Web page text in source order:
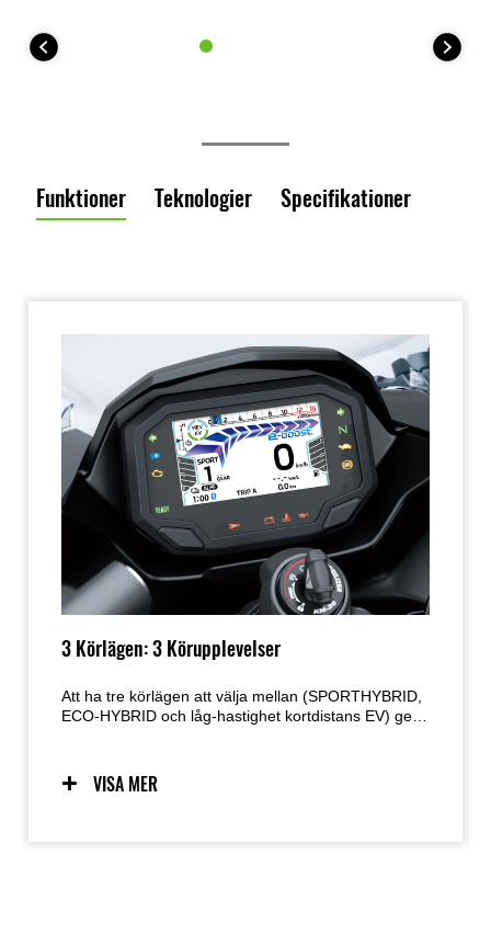
Funktioner Teknologier Specifikationer
3 Körlägen: 3 Körupplevelser
Att ha tre körlägen att välja mellan (SPORTHYBRID,
ECO-HYBRID och låg-hastighet kortdistans EV) ger
distinkta, vilket ger föraren flera stimulerande
element att utforska.
VISA MER